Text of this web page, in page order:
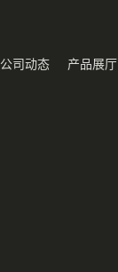
公司动态 产品展厅